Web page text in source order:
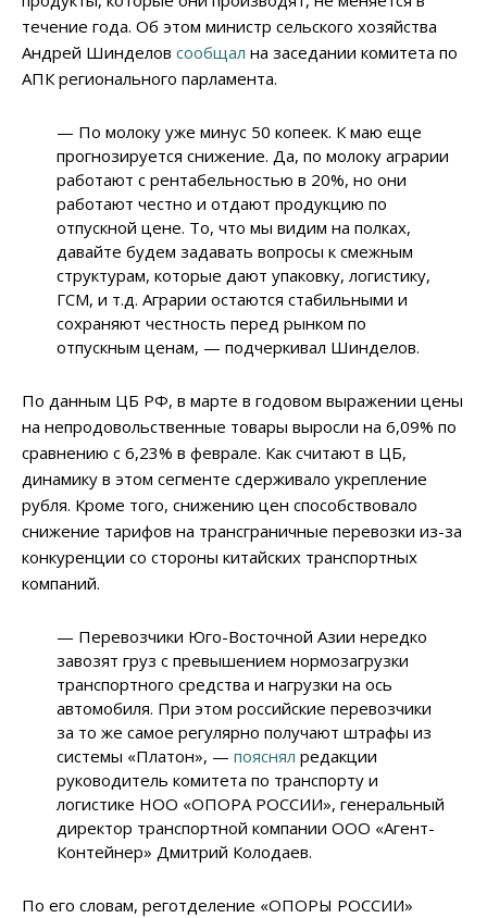
течение года. Об этом министр сельского хозяйства
Андрей Шинделов сообщал на заседании комитета по
АПК регионального парламента.
— По молоку уже минус 50 копеек. К маю еще
прогнозируется снижение. Да, по молоку аграрии
работают с рентабельностью в 20%, но они
работают честно и отдают продукцию по
отпускной цене. То, что мы видим на полках,
давайте будем задавать вопросы к смежным
структурам, которые дают упаковку, логистику,
ГСМ, и т.д. Аграрии остаются стабильными и
сохраняют честность перед рынком по
отпускным ценам, — подчеркивал Шинделов.
По данным ЦБ РФ, в марте в годовом выражении цены
на непродовольственные товары выросли на 6,09% по
сравнению с 6,23% в феврале. Как считают в ЦБ,
динамику в этом сегменте сдерживало укрепление
рубля. Кроме того, снижению цен способствовало
снижение тарифов на трансграничные перевозки из-за
конкуренции со стороны китайских транспортных
компаний.
— Перевозчики Юго-Восточной Азии нередко
завозят груз с превышением нормозагрузки
транспортного средства и нагрузки на ось
автомобиля. При этом российские перевозчики
за то же самое регулярно получают штрафы из
системы «Платон», —пояснял редакции
руководитель комитета по транспорту и
логистике НОО «ОПОРА РОССИИ», генеральный
директор транспортной компании ООО «Агент-
Контейнер» Дмитрий Колодаев.
По его словам, реготделение «ОПОРЫ РОССИИ»